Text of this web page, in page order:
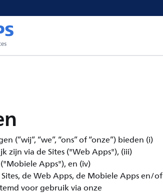
(”wij”, “we”, “ons” of “onze”) bieden (i)
zijn via de Sites ("Web Apps"), (iii)
Apps"), en (iv)
de Web Apps, de Mobiele Apps en/of
voor gebruik via onze